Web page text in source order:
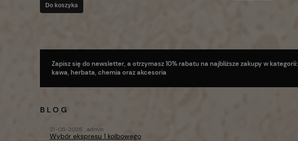
Do koszyka
Zapisz się do newsletter, a otrzymasz 10% rabatu na najbliższe zakupy w kategorii:
kawa, herbata, chemia oraz akcesoria
BLOG
Wybór ekspresu 1 kolbowego
21-05-2026 , admin